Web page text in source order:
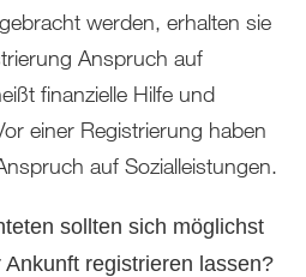
werden, erhalten sie
Anspruch auf
finanzielle Hilfe und
einer Registrierung haben
auf Sozialleistungen.
sollten sich möglichst
registrieren lassen?